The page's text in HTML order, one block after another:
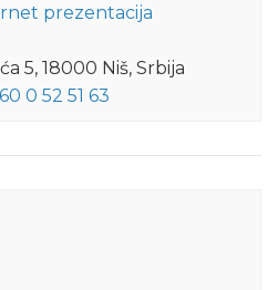
prezentacija
5, 18000 Niš, Srbija
0 52 51 63